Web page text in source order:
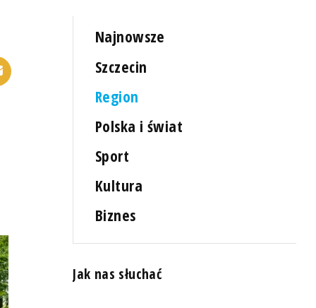
Najnowsze
Szczecin
Region
Polska i świat
Sport
Kultura
Biznes
Jak nas słuchać